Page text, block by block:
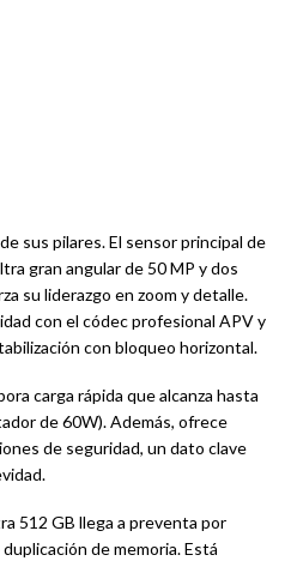
sus pilares. El sensor principal de
gran angular de 50 MP y dos
su liderazgo en zoom y detalle.
con el códec profesional APV y
con bloqueo horizontal.
carga rápida que alcanza hasta
de 60W). Además, ofrece
de seguridad, un dato clave
512 GB llega a preventa por
de memoria. Está